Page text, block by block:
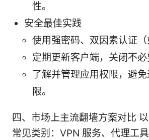
性。
安全最佳实践
使用强密码、双因素认证（
定期更新客户端，关闭不必
了解并管理应用权限，避
限。
四、市场上主流翻墙方案对比
常见类别：VPN 服务、代理工